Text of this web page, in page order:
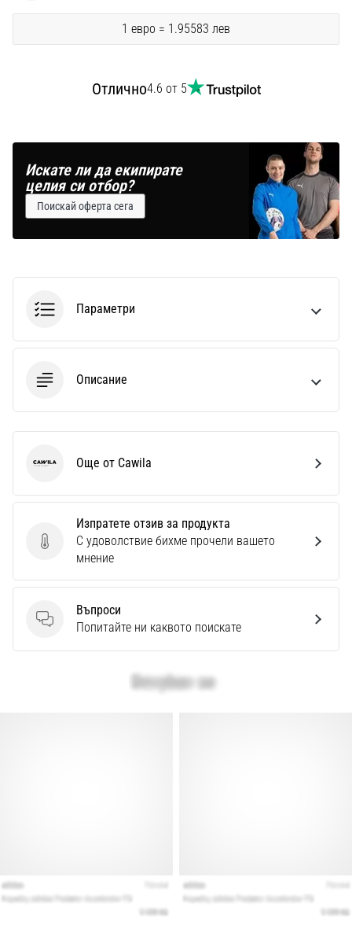
1 евро = 1.95583 лев
Отлично4.6 от 5
Искате ли да екипирате
целия си отбор?
Поискай оферта сега
Параметри
Описание
Изпратете отзив за продукта
Изпратете отзив за продукта
С удоволствие бихме прочели вашето
мнение
Въпроси
Въпроси
Попитайте ни каквото поискате
Cawila Още от Cawila